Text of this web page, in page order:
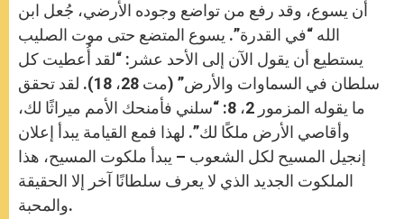
أن يسوع، وقد رفع من تواضع وجوده الأرضي، جُعل ابن
الله “في القدرة”. يسوع المتضع حتى موت الصليب
يستطيع أن يقول الآن إلى الأحد عشر: “لقد أُعطيت كل
سلطان في السماوات والأرض” (مت 28، 18). لقد تحقق
ما يقوله المزمور 2، 8: “سلني فأمنحك الأمم ميراثًا لك،
وأقاصي الأرض ملكًا لك”. لهذا فمع القيامة يبدأ إعلان
إنجيل المسيح لكل الشعوب – يبدأ ملكوت المسيح، هذا
الملكوت الجديد الذي لا يعرف سلطانًا آخر إلا الحقيقة
والمحبة.